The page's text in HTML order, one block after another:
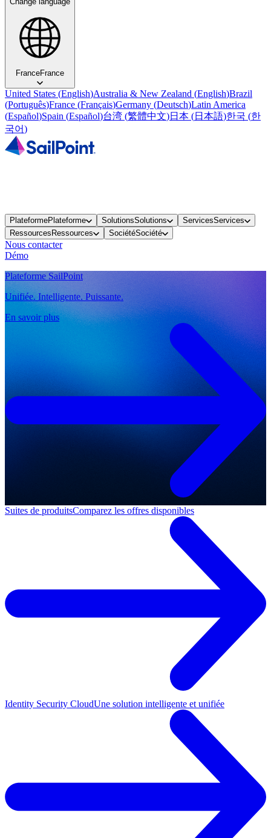
FranceFrance
United States (English)Australia & New Zealand (English)Brazil
(Português)France (Français)Germany (Deutsch)Latin America
(Español)Spain (Español)台湾 (繁體中文)日本 (日本語)한국 (한
국어)
PlateformePlateforme SolutionsSolutions ServicesServices
Ressources Ressources SociétéSociété
Nous contacter
Démo
Plateforme SailPoint
Unifiée. Intelligente. Puissante.
En savoir plus
Suites de produitsComparez les offres disponibles
Identity Security CloudUne solution intelligente et unifiée